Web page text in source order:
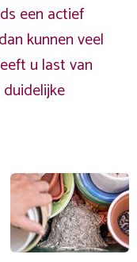
een actief
kunnen veel
u last van